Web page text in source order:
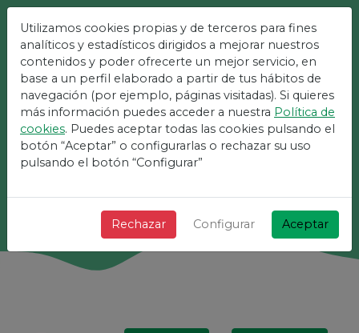
La Plataforma Más Fácil
Para Eventos
¡ + Rápido + Sencillo y gratis !
Buscar
Utilizamos cookies propias y de terceros para fines
analíticos y estadísticos dirigidos a mejorar nuestros
contenidos y poder ofrecerte un mejor servicio, en
base a un perfil elaborado a partir de tus hábitos de
navegación (por ejemplo, páginas visitadas). Si quieres
más información puedes acceder a nuestra Política de
cookies. Puedes aceptar todas las cookies pulsando el
botón “Aceptar” o configurarlas o rechazar su uso
pulsando el botón “Configurar”
Rechazar Configurar Aceptar